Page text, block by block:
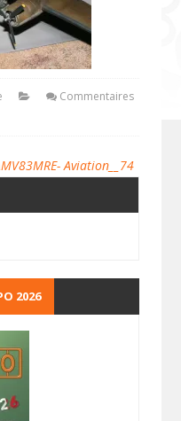
Commentaires
Aviation__74
2026